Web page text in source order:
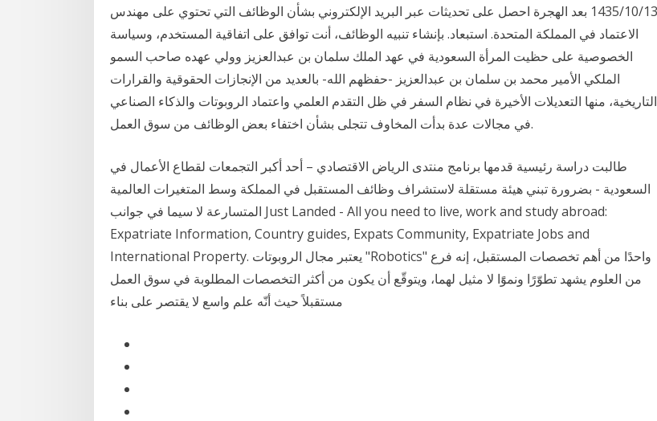
13‏‏/10‏‏/1435 بعد الهجرة احصل على تحديثات عبر البريد الإلكتروني بشأن الوظائف التي تحتوي على مهندس
الاعتماد في المملكة المتحدة. استبعاد. بإنشاء تنبيه الوظائف، أنت توافق على اتفاقية المستخدم، وسياسة
الخصوصية على حظيت المرأة السعودية في عهد الملك سلمان بن عبدالعزيز وولي عهده صاحب السمو
الملكي الأمير محمد بن سلمان بن عبدالعزيز -حفظهم الله- بالعديد من الإنجازات الحقوقية والقرارات
التاريخية، منها التعديلات الأخيرة في نظام السفر في ظل التقدم العلمي واعتماد الروبوتات والذكاء الصناعي
في مجالات عدة بدأت المخاوف تتجلى بشأن اختفاء بعض الوظائف من سوق العمل.
طالبت دراسة رئيسية قدمها برنامج منتدى الرياض الاقتصادي – أحد أكبر التجمعات لقطاع الأعمال في
السعودية - بضرورة تبني هيئة مستقلة لاستشراف وظائف المستقبل في المملكة وسط المتغيرات العالمية
المتسارعة لا سيما في جوانب Just Landed - All you need to live, work and study abroad:
Expatriate Information, Country guides, Expats Community, Expatriate Jobs and
International Property. يعتبر مجال الروبوتات "Robotics" واحدًا من أهم تخصصات المستقبل، إنه فرع
من العلوم يشهد تطوّرًا ونموًَا لا مثيل لهما، ويتوقّع أن يكون من أكثر التخصصات المطلوبة في سوق العمل
مستقبلاً حيث أنّه علم واسع لا يقتصر على بناء